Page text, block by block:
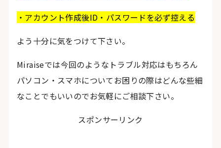
・アカウント作成後ID・パスワードを必ず控える
よう十分に気をつけて下さい。
Miraiseでは今回のようなトラブル対応はもちろん
パソコン・スマホについてお困りの際はどんな些細
なことでもいいのでお気軽にご相談下さい。
スポンサーリンク